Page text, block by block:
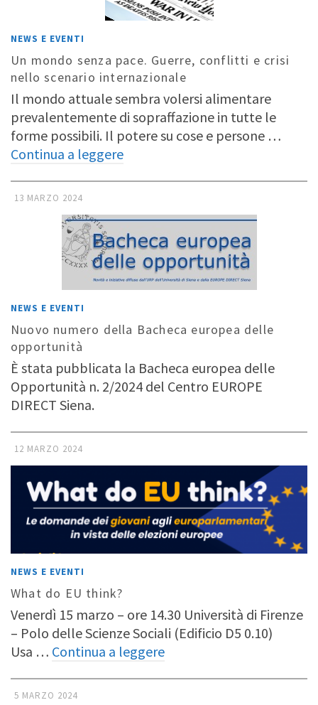
NEWS E EVENTI
Un mondo senza pace. Guerre, conflitti e crisi
nello scenario internazionale
Il mondo attuale sembra volersi alimentare
prevalentemente di sopraffazione in tutte le
forme possibili. Il potere su cose e persone …
Continua a leggere
13 MARZO 2024
NEWS E EVENTI
Nuovo numero della Bacheca europea delle
opportunità
È stata pubblicata la Bacheca europea delle
Opportunità n. 2/2024 del Centro EUROPE
DIRECT Siena.
12 MARZO 2024
NEWS E EVENTI
What do EU think?
Venerdì 15 marzo – ore 14.30 Università di Firenze
– Polo delle Scienze Sociali (Edificio D5 0.10)
Usa … Continua a leggere
5 MARZO 2024